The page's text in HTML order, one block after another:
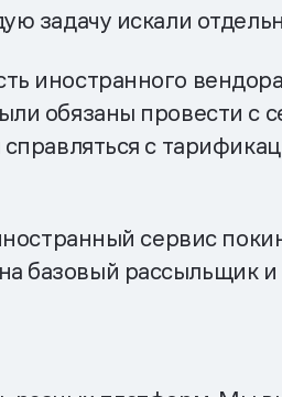
задачу искали
иностранного
обязаны провести с
с
сервис
рассыльщик и